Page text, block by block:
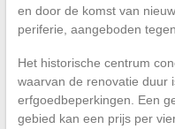
en door de komst van
periferie, aangeboden
Het historische centrum
waarvan de renovatie duur
erfgoedbeperkingen. Een
gebied kan een prijs per